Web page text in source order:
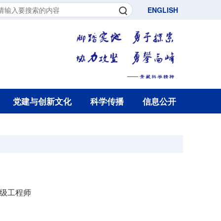
ENGLISH
党建与创新文化 科学传播 信息公开
工程师